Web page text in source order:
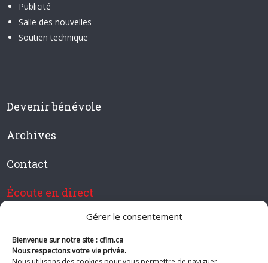
Gérer le consentement
Bienvenue sur notre site : cfim.ca
Nous respectons votre vie privée.
Publicité
Salle des nouvelles
Soutien technique
Devenir bénévole
Archives
Contact
Écoute en direct
Devenir membre de CFIM